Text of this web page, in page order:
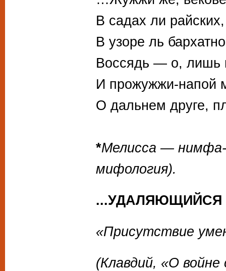
В садах ли
В узоре ль
Воссядь — о, лишь
И прожужжи-напой
О дальнем друге,
*Мелисса — нимфа-
мифология).
...УДАЛЯЮЩИЙСЯ
«Присутствие
(Клавдий, «О войне